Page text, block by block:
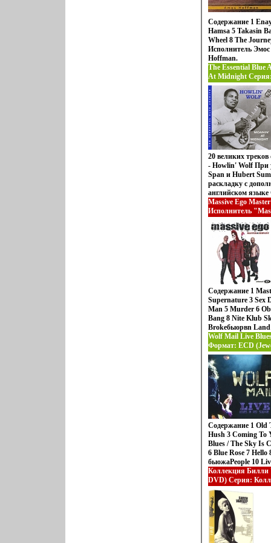
Содержание 1
Hamsa 5 Takasin
Wheel 8 The
Исполнитель
Hoffman.
The Essential Blue
At Midnight Серия:
инфо 1268p.
20 великих
- Howlin' Wolf При
Span и Hubert
раскладку с
английском
Moanin' At
Riding In The
Your Picture 8
Howling Wolf
Mrвиянт Highway
Worried All The
Affair 16 All Night
Rockin' Daddy 19
Going On
Wolf.
Massive Ego
Исполнитель
Содержание 1
Supernature 3 Sex
Man 5 Murder 6
Bang 8 Nite Klub
Brokeбыорвn Land
Harmony 13 I Like
The Feeling 16
Your PC) 17
Your PC)
Wolf Mail Live
Формат: ECD
ZYX Music,
Германия
Характеристики
Концертная
1292p.
Содержание 1 Old
Hush 3 Coming To
Blues / The Sky Is
6 Blue Rose 7 Hello
быожаPeople 10
Trailer - Video)
Mail.
Коллекция Билли
DVD) Серия:
инфо 1659p.